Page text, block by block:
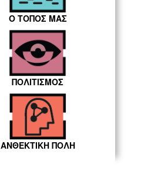
Ο ΤΟΠΟΣ ΜΑΣ
ΠΟΛΙΤΙΣΜΟΣ
ΑΝΘΕΚΤΙΚΗ ΠΟΛΗ